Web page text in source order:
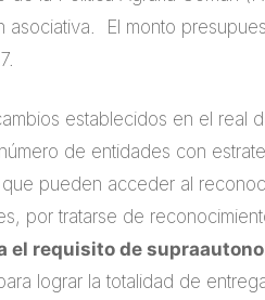
asociativa. El monto
establecidos en el real
de entidades con
pueden acceder al
por tratarse de
el requisito de
lograr la totalidad de